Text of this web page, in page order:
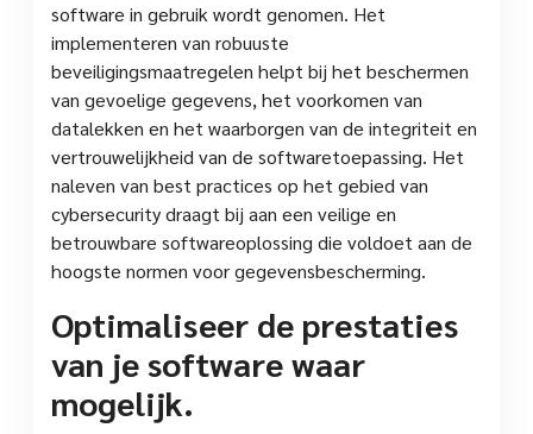
software in gebruik wordt genomen. Het
implementeren van robuuste
beveiligingsmaatregelen helpt bij het beschermen
van gevoelige gegevens, het voorkomen van
datalekken en het waarborgen van de integriteit en
vertrouwelijkheid van de softwaretoepassing. Het
naleven van best practices op het gebied van
cybersecurity draagt bij aan een veilige en
betrouwbare softwareoplossing die voldoet aan de
hoogste normen voor gegevensbescherming.
Optimaliseer de prestaties
van je software waar
mogelijk.